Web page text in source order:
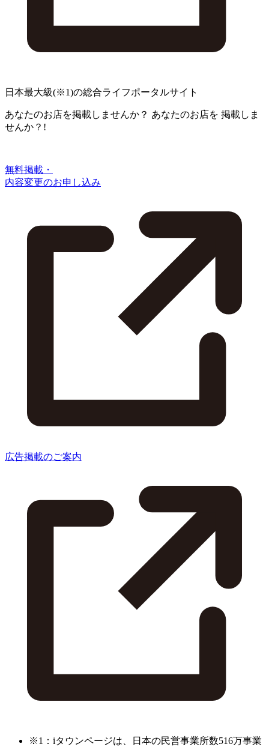
日本最大級(※1)の総合ライフポータルサイト
あなたのお店を掲載しませんか？ あなたのお店を 掲載しま
せんか？!
無料掲載・
内容変更のお申し込み
広告掲載のご案内
※1：iタウンページは、日本の民営事業所数516万事業